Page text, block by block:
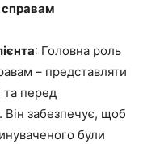
: Головна роль
– представляти
та перед
забезпечує, щоб
були